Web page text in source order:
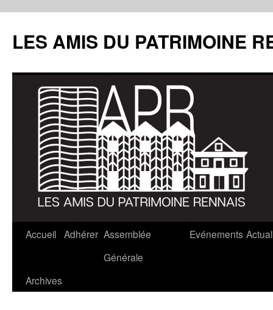
LES AMIS DU PATRIMOINE
Aller
contenu
Accueil Adhérer Assemblée
Générale
Evénements
Archives